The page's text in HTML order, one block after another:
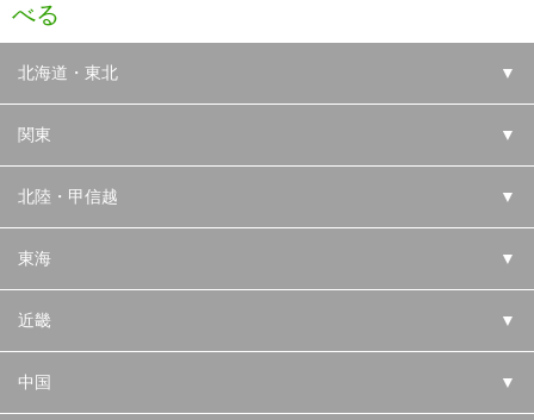
べる
北海道・東北 ▼
関東 ▼
北陸・甲信越 ▼
東海 ▼
近畿 ▼
中国 ▼